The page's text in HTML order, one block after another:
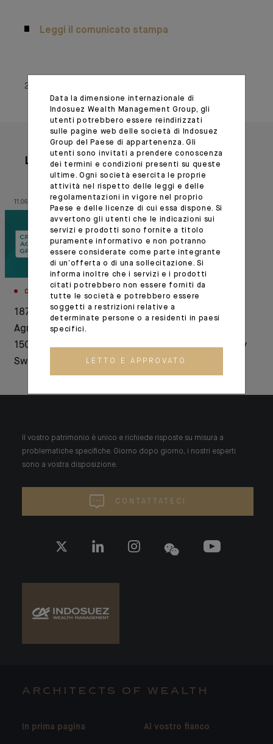
Leggi il comunicato stampa
26 gennaio 2023
Leggete anche
11.06.26
CORPORATE
1876-2026: Crédit
Agricole celebrates
150 years of history in
Switzerland
SEPA transfer
integrates beneficiary
verification
Il vostro patrimonio è unico e richiede risposte su misura a
problematiche specifiche. Giorno dopo giorno, i nostri esperti
sono a vostra disposizione.
CONTATTATECI
ARCHITECTS OF WEALTH
In prima pagina Al vostro fianco
Data la dimensione internazionale di
Indosuez Wealth Management Group, gli
utenti potrebbero essere reindirizzati
sulle pagine web delle società di Indosuez
Group del Paese di appartenenza. Gli
utenti sono invitati a prendere conoscenza
dei termini e condizioni presenti su queste
ultime. Ogni società esercita le proprie
attività nel rispetto delle leggi e delle
regolamentazioni in vigore nel proprio
Paese e delle licenze di cui essa dispone. Si
avvertono gli utenti che le indicazioni sui
servizi e prodotti sono fornite a titolo
puramente informativo e non potranno
essere considerate come parte integrante
di un’offerta o di una sollecitazione. Si
informa inoltre che i servizi e i prodotti
citati potrebbero non essere forniti da
tutte le società e potrebbero essere
soggetti a restrizioni relative a
determinate persone o a residenti in paesi
specifici.
LETTO E APPROVATO